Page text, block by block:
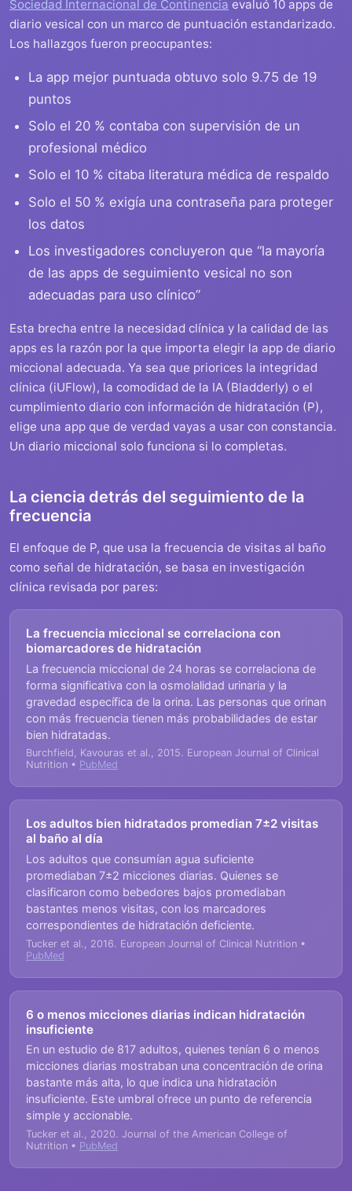
Sociedad Internacional de Continencia evaluó 10 apps de
diario vesical con un marco de puntuación estandarizado.
Los hallazgos fueron preocupantes:
La app mejor puntuada obtuvo solo 9.75 de 19
puntos
Solo el 20 % contaba con supervisión de un
profesional médico
Solo el 10 % citaba literatura médica de respaldo
Solo el 50 % exigía una contraseña para proteger
los datos
Los investigadores concluyeron que “la mayoría
de las apps de seguimiento vesical no son
adecuadas para uso clínico”
Esta brecha entre la necesidad clínica y la calidad de las
apps es la razón por la que importa elegir la app de diario
miccional adecuada. Ya sea que priorices la integridad
clínica (iUFlow), la comodidad de la IA (Bladderly) o el
cumplimiento diario con información de hidratación (P),
elige una app que de verdad vayas a usar con constancia.
Un diario miccional solo funciona si lo completas.
La ciencia detrás del seguimiento de la
frecuencia
El enfoque de P, que usa la frecuencia de visitas al baño
como señal de hidratación, se basa en investigación
clínica revisada por pares:
La frecuencia miccional se correlaciona con
biomarcadores de hidratación
La frecuencia miccional de 24 horas se correlaciona de
forma significativa con la osmolalidad urinaria y la
gravedad específica de la orina. Las personas que orinan
con más frecuencia tienen más probabilidades de estar
bien hidratadas.
Burchfield, Kavouras et al., 2015. European Journal of Clinical
Nutrition • PubMed
Los adultos bien hidratados promedian 7±2 visitas
al baño al día
Los adultos que consumían agua suficiente
promediaban 7±2 micciones diarias. Quienes se
clasificaron como bebedores bajos promediaban
bastantes menos visitas, con los marcadores
correspondientes de hidratación deficiente.
Tucker et al., 2016. European Journal of Clinical Nutrition •
PubMed
6 o menos micciones diarias indican hidratación
insuficiente
En un estudio de 817 adultos, quienes tenían 6 o menos
micciones diarias mostraban una concentración de orina
bastante más alta, lo que indica una hidratación
insuficiente. Este umbral ofrece un punto de referencia
simple y accionable.
Tucker et al., 2020. Journal of the American College of
Nutrition • PubMed